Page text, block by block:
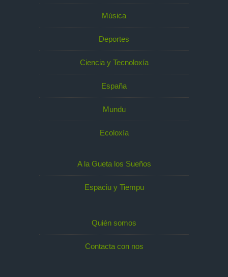
Música
Deportes
Ciencia y Tecnoloxía
España
Mundu
Ecoloxía
A la Gueta los Sueños
Espaciu y Tiempu
Quién somos
Contacta con nos